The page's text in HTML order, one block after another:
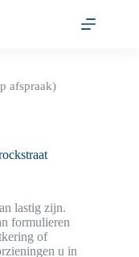
afspraak)
lastig zijn.
formulieren
of
u in